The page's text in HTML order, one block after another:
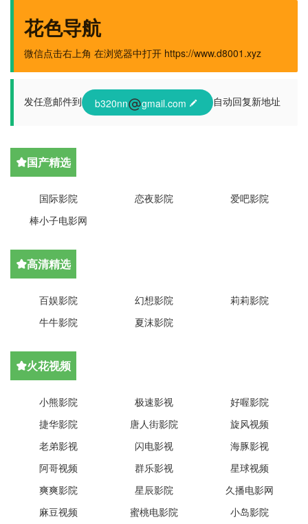
花色导航
微信点击右上角 在浏览器中打开 https://www.d8001.xyz
发任意邮件到 b320nn gmail.com  自动回复新地址
国产精选
国际影院 恋夜影院
爱吧影院
棒小子电影网
高清精选
百娱影院 幻想影院
莉莉影院
牛牛影院
夏沫影院
火花视频
小熊影院 极速影视
好喔影院
捷华影院
唐人街影院
旋风视频
老弟影视
闪电影视
海豚影视
阿哥视频
群乐影视
星球视频
爽爽影院
星辰影院
久播电影网
麻豆视频
蜜桃电影院
小岛影院